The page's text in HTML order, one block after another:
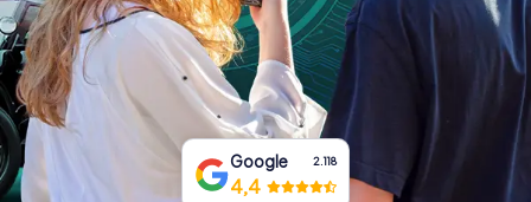
Boek tickets
Koop cadeaubonnen
Google 2.118
4,4